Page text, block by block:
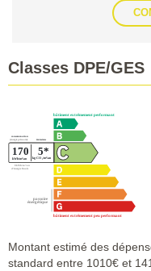
Classes DPE/GES
Montant estimé des
standard entre 1010€ et